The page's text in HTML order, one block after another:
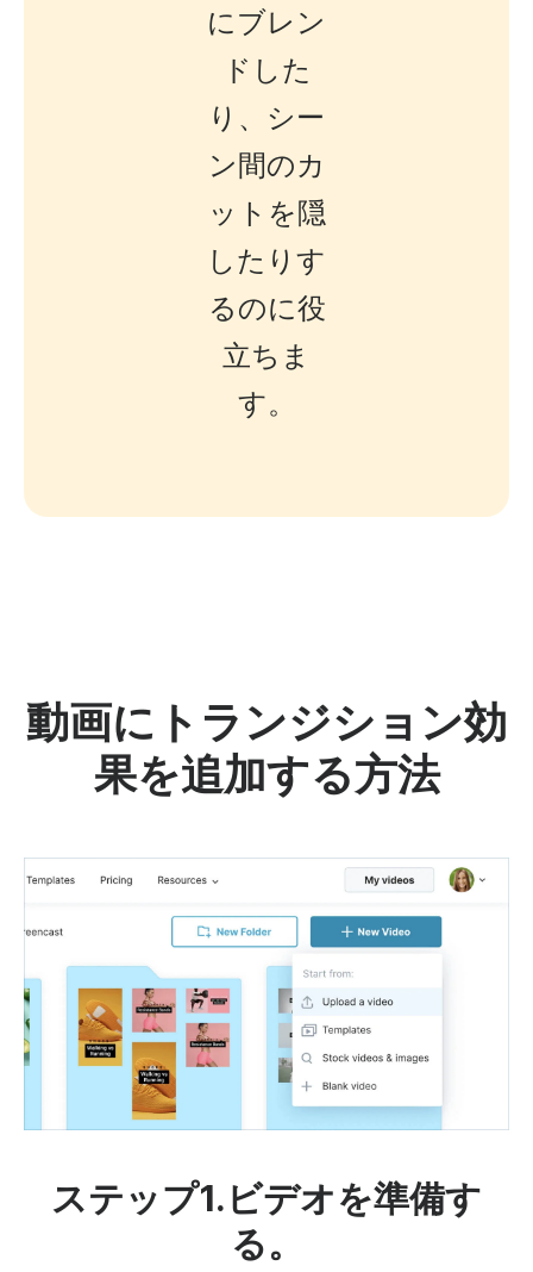
にブレン
ドした
り、シー
ン間のカ
ットを隠
したりす
るのに役
立ちま
す。
動画にトランジション効
果を追加する方法
ステップ1.ビデオを準備す
る。